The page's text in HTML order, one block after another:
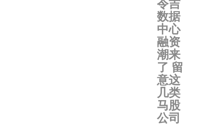
数据
中心
融资
潮来
了 留
意这
几类
马股
公司